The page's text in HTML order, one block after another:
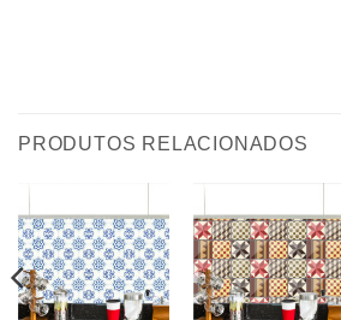
PRODUTOS RELACIONADOS